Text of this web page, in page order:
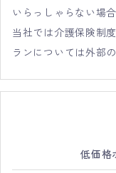
いらっしゃらない場
当社では介護保険制
ランについては外部
低価格